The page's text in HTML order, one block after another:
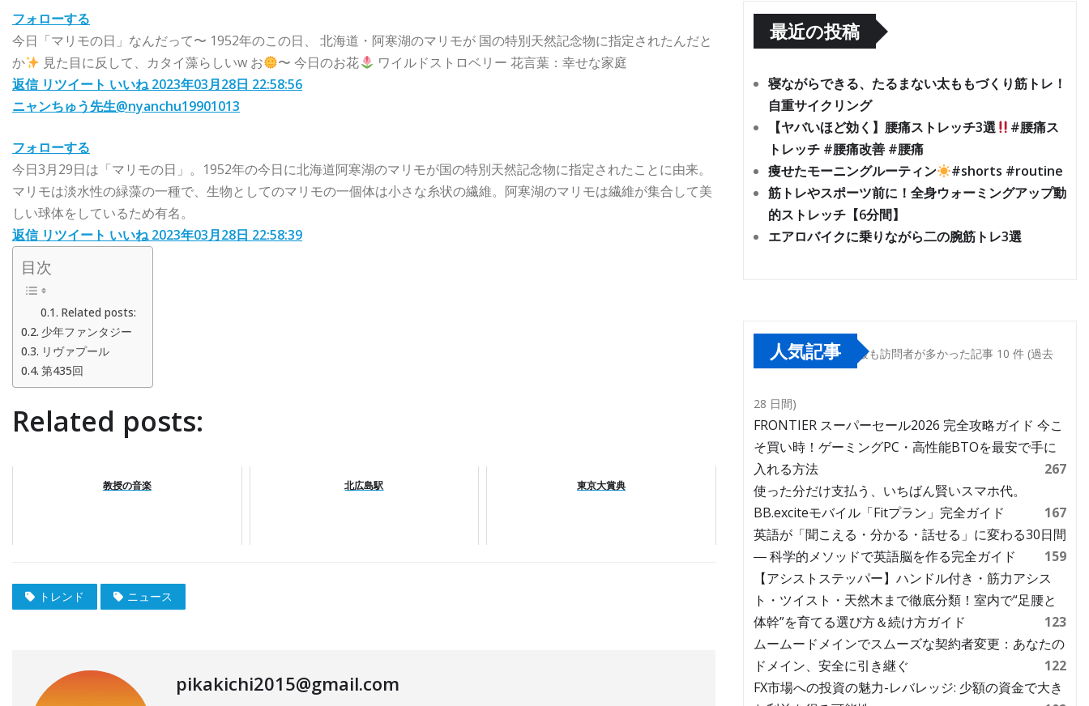
フォローする
今日「マリモの日」なんだって〜 1952年のこの日、 北海道・阿寒湖のマリモが 国の特別天然記念物に指定されたんだと
か
見た目に反して、カタイ藻らしいw お 〜 今日のお花
ワイルドストロベリー 花言葉：幸せな家庭
返信 リツイート いいね 2023年03月28日 22:58:56
ニャンちゅう先生@nyanchu19901013
フォローする
今日3月29日は「マリモの日」。1952年の今日に北海道阿寒湖のマリモが国の特別天然記念物に指定されたことに由来。
マリモは淡水性の緑藻の一種で、生物としてのマリモの一個体は小さな糸状の繊維。阿寒湖のマリモは繊維が集合して美
しい球体をしているため有名。
返信 リツイート いいね 2023年03月28日 22:58:39
目次
Related posts:
少年ファンタジー
リヴァプール
第435回
Related posts:
教授の音楽 北広島駅 東京大賞典
トレンド ニュース
pikakichi2015@gmail.com
最近の投稿
寝ながらできる、たるまない太ももづくり筋トレ！
自重サイクリング
【ヤバいほど効く】腰痛ストレッチ3選
#腰痛ス
トレッチ #腰痛改善 #腰痛
痩せたモーニングルーティン
#shorts #routine
筋トレやスポーツ前に！全身ウォーミングアップ動
的ストレッチ【6分間】
エアロバイクに乗りながら二の腕筋トレ3選
人気記事 最も訪問者が多かった記事 10 件 (過去
28 日間)
FRONTIER スーパーセール2026 完全攻略ガイド 今こ
そ買い時！ゲーミングPC・高性能BTOを最安で手に
入れる方法
267
使った分だけ支払う、いちばん賢いスマホ代。
BB.exciteモバイル「Fitプラン」完全ガイド
167
英語が「聞こえる・分かる・話せる」に変わる30日間
― 科学的メソッドで英語脳を作る完全ガイド
159
【アシストステッパー】ハンドル付き・筋力アシス
ト・ツイスト・天然木まで徹底分類！室内で“足腰と
体幹”を育てる選び方＆続け方ガイド
123
ムームードメインでスムーズな契約者変更：あなたの
ドメイン、安全に引き継ぐ
122
FX市場への投資の魅力-レバレッジ: 少額の資金で大き